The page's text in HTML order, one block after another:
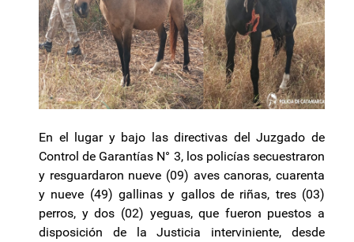
En el lugar y bajo las directivas del Juzgado de
Control de Garantías N° 3, los policías secuestraron
y resguardaron nueve (09) aves canoras, cuarenta
y nueve (49) gallinas y gallos de riñas, tres (03)
perros, y dos (02) yeguas, que fueron puestos a
disposición de la Justicia interviniente, desde